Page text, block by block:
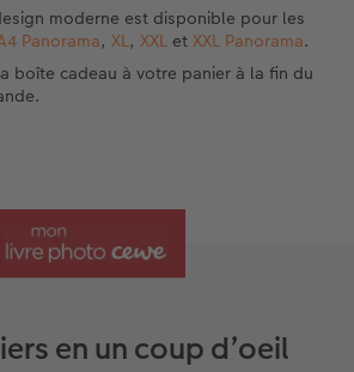
moderne est disponible pour les
Panorama, XL, XXL et XXL Panorama.
boîte cadeau à votre panier à la fin du
en un coup d’oeil